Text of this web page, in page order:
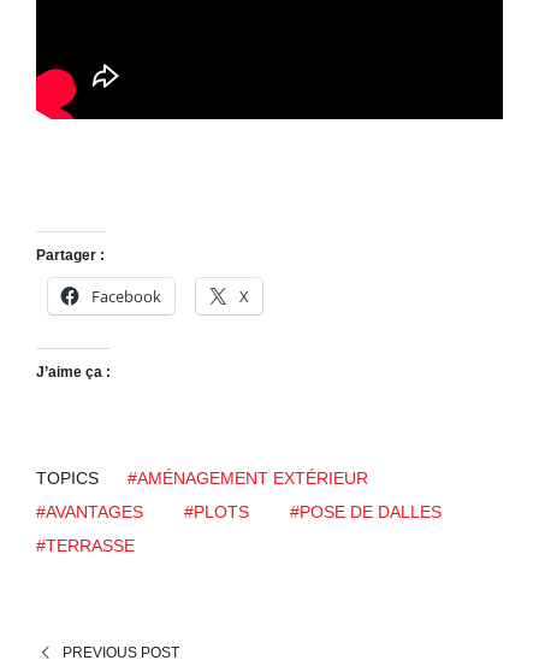
Partager :
Facebook X
J’aime ça :
TOPICS
#AMÉNAGEMENT EXTÉRIEUR
#AVANTAGES
#PLOTS
#POSE DE DALLES
#TERRASSE
PREVIOUS POST